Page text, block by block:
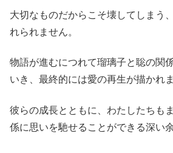
大切なものだからこそ壊してしまう
れられません。
物語が進むにつれて瑠璃子と聡の関
いき、最終的には愛の再生が描かれま
彼らの成長とともに、わたしたちも
係に思いを馳せることができる深い